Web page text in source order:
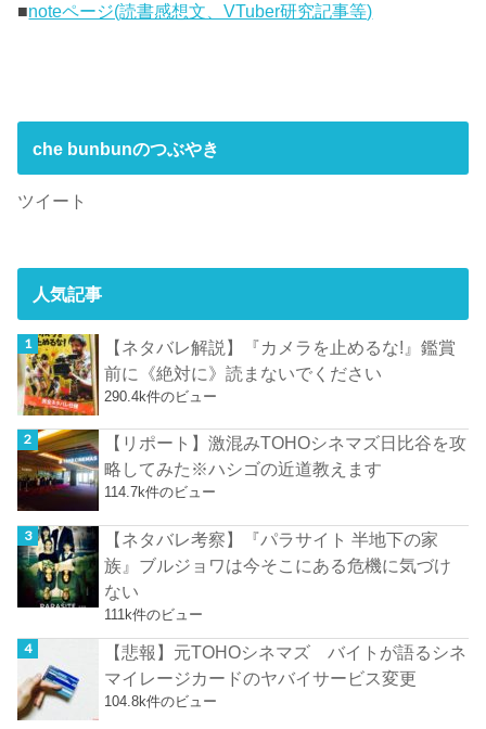
■noteページ(読書感想文、VTuber研究記事等)
che bunbunのつぶやき
ツイート
人気記事
【ネタバレ解説】『カメラを止めるな!』鑑賞
前に《絶対に》読まないでください
290.4k件のビュー
【リポート】激混みTOHOシネマズ日比谷を攻
略してみた※ハシゴの近道教えます
114.7k件のビュー
【ネタバレ考察】『パラサイト 半地下の家
族』ブルジョワは今そこにある危機に気づけ
ない
111k件のビュー
【悲報】元TOHOシネマズ バイトが語るシネ
マイレージカードのヤバイサービス変更
104.8k件のビュー